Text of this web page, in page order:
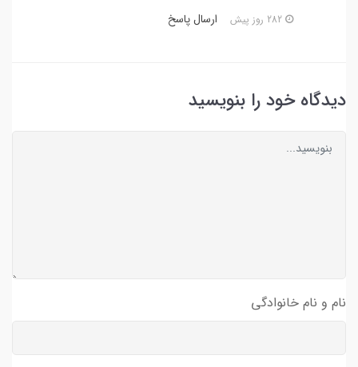
ارسال پاسخ
دیدگاه خود را بنویسید
نام و نام خانوادگی